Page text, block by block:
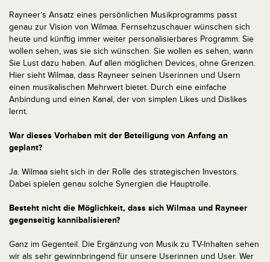
Rayneer’s Ansatz eines persönlichen Musikprogramms passt
genau zur Vision von Wilmaa. Fernsehzuschauer wünschen sich
heute und künftig immer weiter personalisierbares Programm. Sie
wollen sehen, was sie sich wünschen. Sie wollen es sehen, wann
Sie Lust dazu haben. Auf allen möglichen Devices, ohne Grenzen.
Hier sieht Wilmaa, dass Rayneer seinen Userinnen und Usern
einen musikalischen Mehrwert bietet. Durch eine einfache
Anbindung und einen Kanal, der von simplen Likes und Dislikes
lernt.
War dieses Vorhaben mit der Beteiligung von Anfang an
geplant?
Ja. Wilmaa sieht sich in der Rolle des strategischen Investors.
Dabei spielen genau solche Synergien die Hauptrolle.
Besteht nicht die Möglichkeit, dass sich Wilmaa und Rayneer
gegenseitig kannibalisieren?
Ganz im Gegenteil. Die Ergänzung von Musik zu TV-Inhalten sehen
wir als sehr gewinnbringend für unsere Userinnen und User. Wer